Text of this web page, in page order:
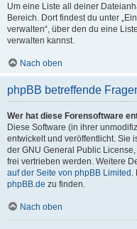
Um eine Liste all deiner
Bereich. Dort findest du unter
verwalten“, über den du eine
verwalten kannst.
Nach oben
phpBB betreffende
Wer hat diese Forensoftware
Diese Software (in ihrer
entwickelt und veröffentlicht. Sie
der GNU General Public
frei vertrieben werden. Weitere
auf der Seite von phpBB Limited .
phpBB.de zu finden.
Nach oben